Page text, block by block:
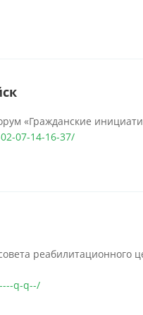
«Гражданские
07-14-16-37/
q-q--/